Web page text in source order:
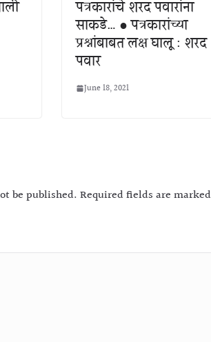
पत्रकारांचे शरद पवारांना
साकडे… ● पत्रकारांच्या
प्रश्नांबाबत लक्ष घालू : शरद
पवार
June 18, 2021
be published. Required fields are marked